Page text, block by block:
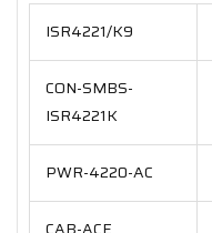
ISR4221/K9
CON-SMBS-
ISR4221K
PWR-4220-AC